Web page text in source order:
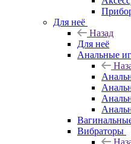
Для неё
Назад
Для неё
Анальные
Вибраторы